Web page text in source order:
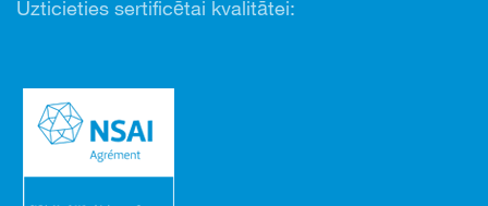
Uzticieties sertificētai kvalitātei: